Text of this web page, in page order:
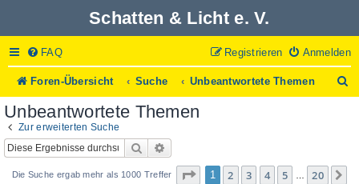
Schatten & Licht e. V.
FAQ Anmelden
Registrieren
Foren-Übersicht Suche Unbeantwortete Themen
u
Unbeantwortete Themen
Zur erweiterten Suche
Suche
Die Suche ergab mehr als 1000 Treffer Seite 1von 20
1 2 3 4 5 … 20